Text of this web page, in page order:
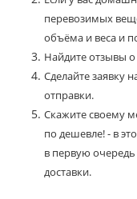
перевозимых
объёма и веса и
Найдите отзывы
Сделайте заявку
отправки.
Скажите своему
по дешевле! - в
в первую
доставки.